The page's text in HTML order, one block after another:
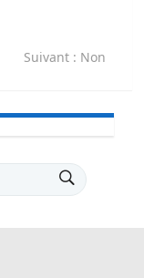
Suivant : Non